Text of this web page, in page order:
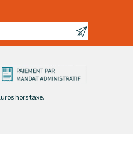
hors taxe.